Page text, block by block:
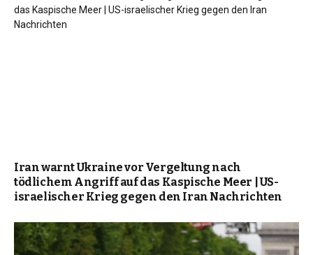
Iran warnt Ukraine vor Vergeltung nach
tödlichem Angriff auf das Kaspische Meer | US-
israelischer Krieg gegen den Iran Nachrichten